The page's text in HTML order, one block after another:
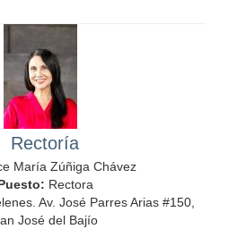
Rectoría
María Zúñiga Chávez
Rectora
Av. José Parres Arias #150,
José del Bajío